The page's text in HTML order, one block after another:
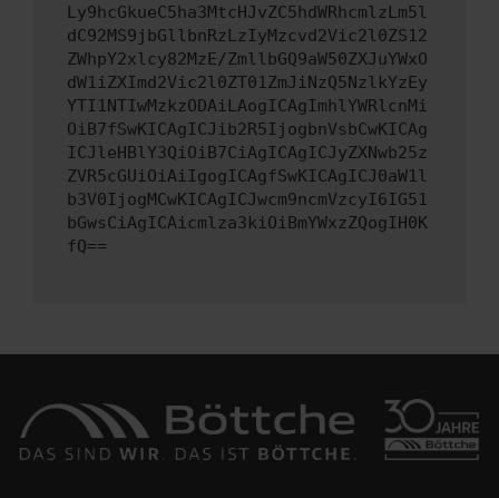
Ly9hcGkueC5ha3MtcHJvZC5hdWRhcmlzLm5l
dC92MS9jbGllbnRzLzIyMzcvd2Vic2l0ZS12
ZWhpY2xlcy82MzE/ZmllbGQ9aW50ZXJuYWxO
dW1iZXImd2Vic2l0ZT01ZmJiNzQ5NzlkYzEy
YTI1NTIwMzkzODAiLAogICAgImhlYWRlcnMi
OiB7fSwKICAgICJib2R5IjogbnVsbCwKICAg
ICJleHBlY3QiOiB7CiAgICAgICJyZXNwb25z
ZVR5cGUiOiAiIgogICAgfSwKICAgICJ0aW1l
b3V0IjogMCwKICAgICJwcm9ncmVzcyI6IG51
bGwsCiAgICAicmlza3kiOiBmYWxzZQogIH0K
fQ==